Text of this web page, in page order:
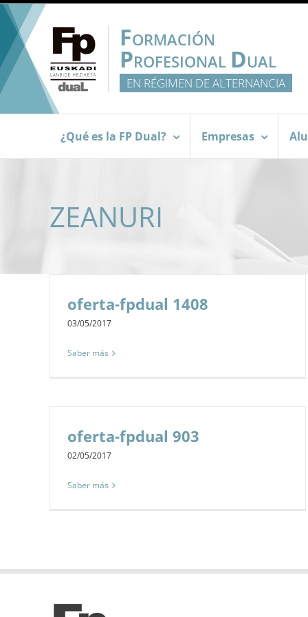
Saltar
contenido
FORMACIÓN
PROFESIONAL DUAL
EN RÉGIMEN DE ALTERNANCIA
¿Qué es la FP Dual? Empresas
ZEANURI
oferta-fpdual 1408
03/05/2017
Saber más
oferta-fpdual 903
02/05/2017
Saber más